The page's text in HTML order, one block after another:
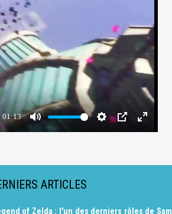
ARTICLES
of Zelda : l'un des derniers rôles de Sam